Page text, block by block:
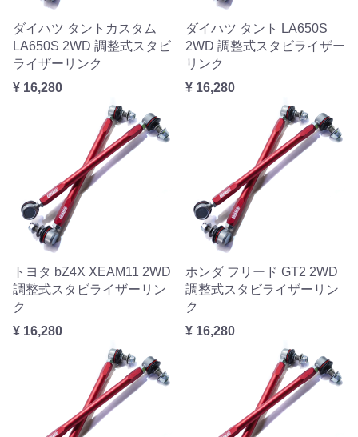
ダイハツ タントカスタム
LA650S 2WD 調整式スタビ
ライザーリンク
¥ 16,280
ダイハツ タント LA650S
2WD 調整式スタビライザー
リンク
¥ 16,280
トヨタ bZ4X XEAM11 2WD
調整式スタビライザーリン
ク
¥ 16,280
ホンダ フリード GT2 2WD
調整式スタビライザーリン
ク
¥ 16,280